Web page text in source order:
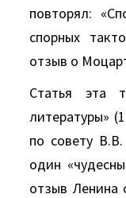
повторял:
спорных
отзыв о
Статья эта
литературы»
по совету
один
отзыв